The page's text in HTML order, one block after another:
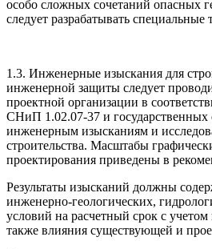
особо сложных сочетаний опасных
следует разрабатывать специальные
1.3. Инженерные изыскания для
инженерной защиты следует
проектной организации в
СНиП 1.02.07-37 и государственных
инженерным изысканиям и
строительства. Масштабы
проектирования приведе­ны в
Результаты изысканий должны
инженерно-геологических,
условий на расчетный срок с
также влия­ния существующей и